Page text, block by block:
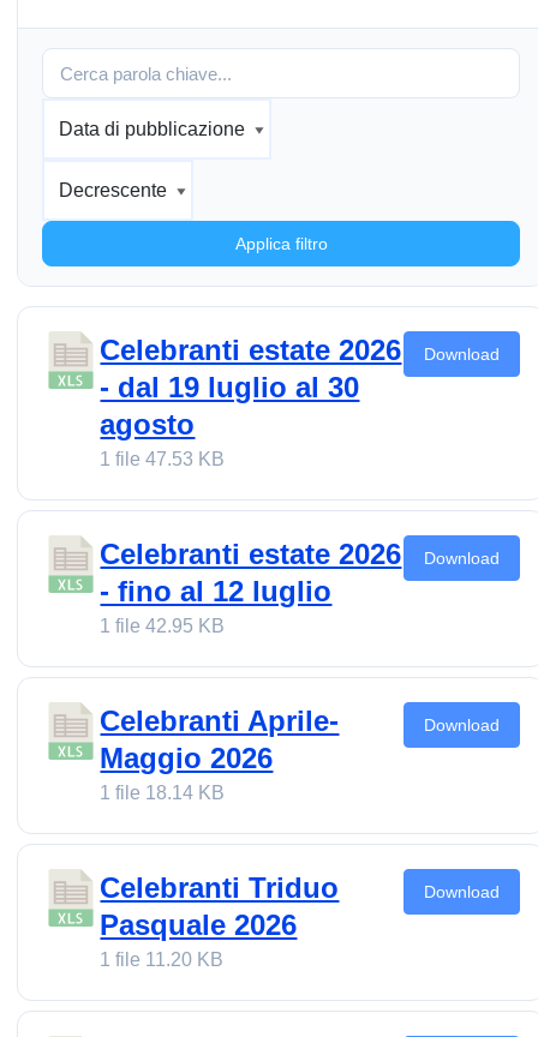
Applica filtro
Celebranti estate 2026
- dal 19 luglio al 30
agosto
1 file47.53 KB
Download
Celebranti estate 2026
- fino al 12 luglio
1 file42.95 KB
Download
Celebranti Aprile-
Maggio 2026
1 file 18.14 KB
Download
Celebranti Triduo
Pasquale 2026
1 file 11.20 KB
Download